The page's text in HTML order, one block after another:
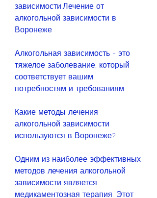
зависимости,Лечение от
алкогольной зависимости в
Воронеже
Алкогольная зависимость - это
тяжелое заболевание, который
соответствует вашим
потребностям и требованиям.
Какие методы лечения
алкогольной зависимости
используются в Воронеже?
Одним из наиболее эффективных
методов лечения алкогольной
зависимости является
медикаментозная терапия. Этот